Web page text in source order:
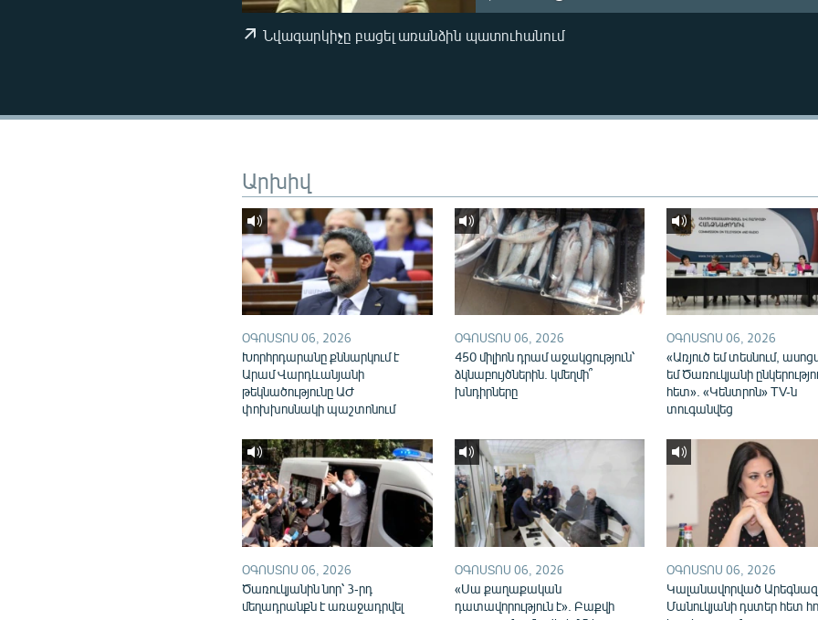
Նվագարկիչը բացել առանձին պատուհանում
Արխիվ
ՕԳՈՍՏՈՍ 06, 2026
Խորհրդարանը քննարկում է
Արամ Վարդևանյանի
թեկնածությունը ԱԺ
փոխխոսնակի պաշտոնում
ՕԳՈՍՏՈՍ 06, 2026
450 միլիոն դրամ աջակցություն՝
ձկնաբույծներին. կմեղմի՞
խնդիրները
ՕԳՈՍՏՈՍ 06, 2026
«Առյուծ եմ տեսնում,
եմ Ծառուկյանի
հետ». «Կենտրոն» TV-ն
տուգանվեց
ՕԳՈՍՏՈՍ 06, 2026
Ծառուկյանին նոր՝ 3-րդ
մեղադրանքն է առաջադրվել
ՕԳՈՍՏՈՍ 06, 2026
«Սա քաղաքական
դատավորություն է». Բաքվի
ՕԳՈՍՏՈՍ 06, 2026
Կալանավորված Արեգնազ
Մանուկյանի դստեր հետ